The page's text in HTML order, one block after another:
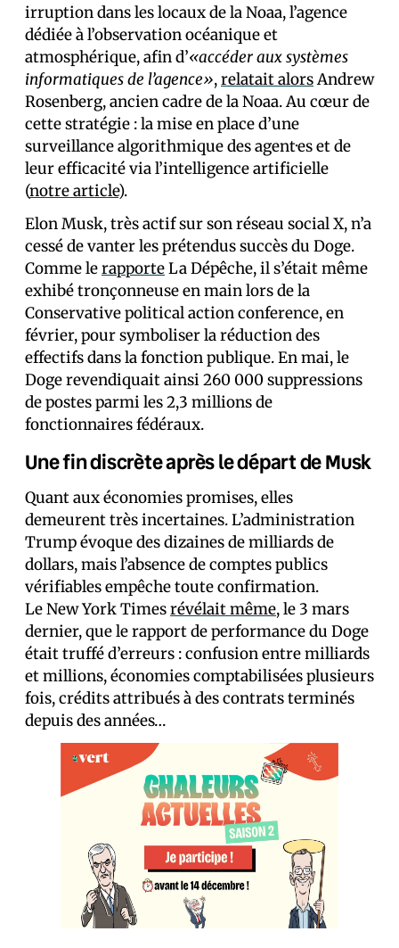
irruption dans les locaux de la Noaa, l’agence
dédiée à l’observation océanique et
atmosphérique, afin d’«accéder aux systèmes
informatiques de l’agence»,relatait alorsAndrew
Rosenberg, ancien cadre de la Noaa. Au cœur de
cette stratégie : la mise en place d’une
surveillance algorithmique des agent·es et de
leur efficacité via l’intelligence artificielle
(notre article).
Elon Musk, très actif sur son réseau social X, n’a
cessé de vanter les prétendus succès du Doge.
Comme lerapporteLa Dépêche, il s’était même
exhibé tronçonneuse en main lors de la
Conservative political action conference, en
février, pour symboliser la réduction des
effectifs dans la fonction publique. En mai, le
Doge revendiquait ainsi 260 000 suppressions
de postes parmi les 2,3 millions de
fonctionnaires fédéraux.
Une fin discrète après le départ de Musk
Quant aux économies promises, elles
demeurent très incertaines. L’administration
Trump évoque des dizaines de milliards de
dollars, mais l’absence de comptes publics
vérifiables empêche toute confirmation.
Le New York Timesrévélait même, le 3 mars
dernier, que le rapport de performance du Doge
était truffé d’erreurs : confusion entre milliards
et millions, économies comptabilisées plusieurs
fois, crédits attribués à des contrats terminés
depuis des années…